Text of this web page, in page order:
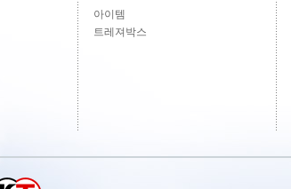
아이템
트레져박스